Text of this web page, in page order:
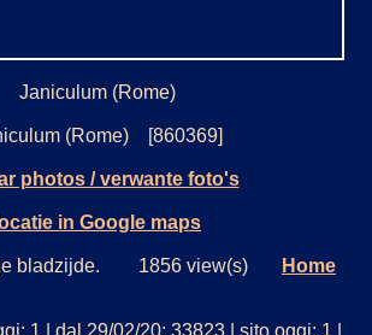
Janiculum (Rome)
(Rome) [860369]
photos / verwante foto's
in Google maps
bladzijde. 1856 view(s) Home